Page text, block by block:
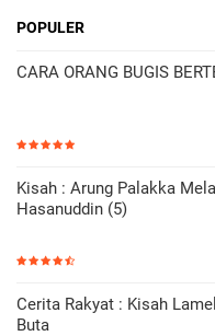
POPULER
CARA ORANG BUGIS
Kisah : Arung Palakka
Hasanuddin (5)
Cerita Rakyat : Kisah
Buta